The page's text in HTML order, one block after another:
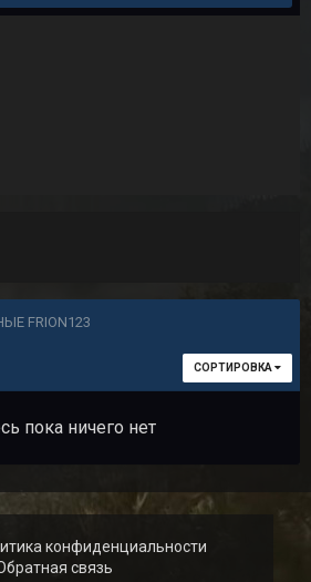
FRION123
СОРТИРОВКА
пока ничего нет
конфиденциальности
связь